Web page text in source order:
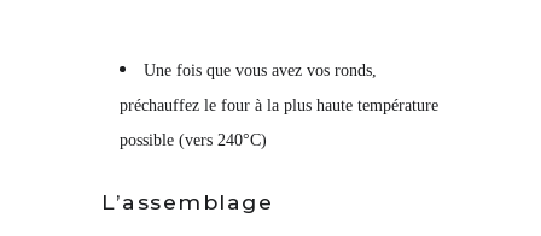
Une fois que vous avez vos ronds,
préchauffez le four à la plus haute température
possible (vers 240°C)
L’assemblage